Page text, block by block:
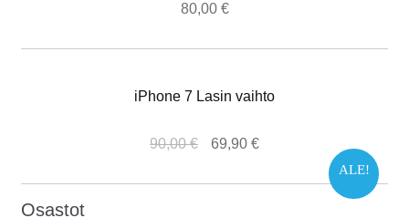
80,00 €
iPhone 7 Lasin vaihto
ALE!
90,00€ 69,90 €
Osastot